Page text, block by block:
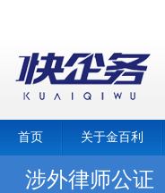
首页 关于金百利
涉外律师公证